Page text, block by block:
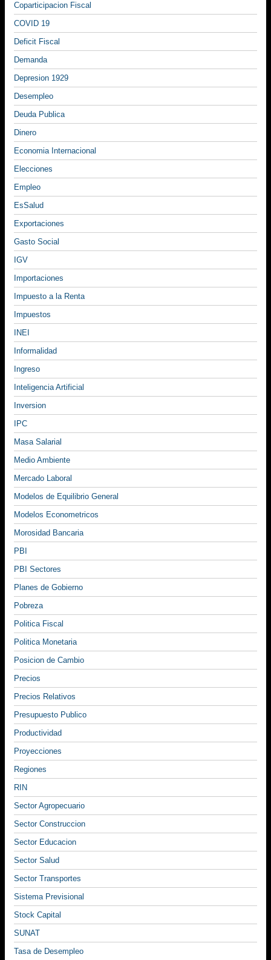
Coparticipacion Fiscal
COVID 19
Deficit Fiscal
Demanda
Depresion 1929
Desempleo
Deuda Publica
Dinero
Economia Internacional
Elecciones
Empleo
EsSalud
Exportaciones
Gasto Social
IGV
Importaciones
Impuesto a la Renta
Impuestos
INEI
Informalidad
Ingreso
Inteligencia Artificial
Inversion
IPC
Masa Salarial
Medio Ambiente
Mercado Laboral
Modelos de Equilibrio General
Modelos Econometricos
Morosidad Bancaria
PBI
PBI Sectores
Planes de Gobierno
Pobreza
Politica Fiscal
Politica Monetaria
Posicion de Cambio
Precios
Precios Relativos
Presupuesto Publico
Productividad
Proyecciones
Regiones
RIN
Sector Agropecuario
Sector Construccion
Sector Educacion
Sector Salud
Sector Transportes
Sistema Previsional
Stock Capital
SUNAT
Tasa de Desempleo